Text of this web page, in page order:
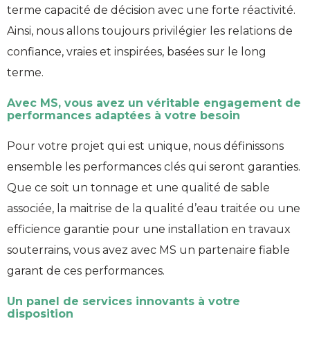
terme capacité de décision avec une forte réactivité.
Ainsi, nous allons toujours privilégier les relations de
confiance, vraies et inspirées, basées sur le long
terme.
Avec MS, vous avez un véritable engagement de
performances adaptées à votre besoin
Pour votre projet qui est unique, nous définissons
ensemble les performances clés qui seront garanties.
Que ce soit un tonnage et une qualité de sable
associée, la maitrise de la qualité d’eau traitée ou une
efficience garantie pour une installation en travaux
souterrains, vous avez avec MS un partenaire fiable
garant de ces performances.
Un panel de services innovants à votre
disposition